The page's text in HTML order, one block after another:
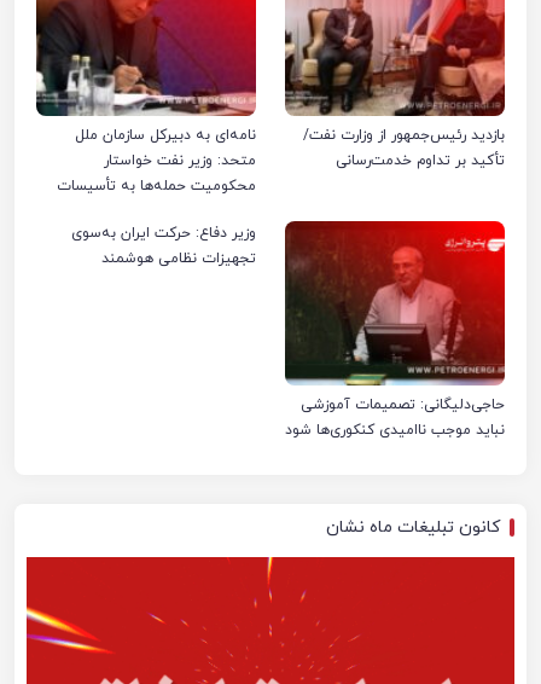
بازدید رئیس‌جمهور از وزارت نفت/
تأکید بر تداوم خدمت‌رسانی
نامه‌ای به دبیرکل سازمان ملل
متحد: وزیر نفت خواستار
محکومیت حمله‌ها به تأسیسات
حاجی‌دلیگانی: تصمیمات آموزشی
نباید موجب ناامیدی کنکوری‌ها شود
وزیر دفاع: حرکت ایران به‌سوی
تجهیزات نظامی هوشمند
کانون تبلیغات ماه نشان